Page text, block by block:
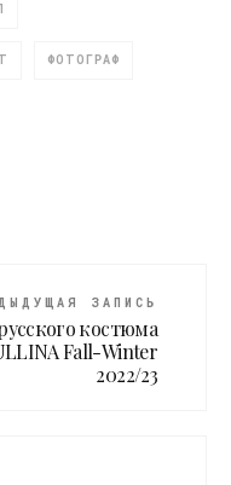
ФОТОГРАФ
ЗАПИСЬ
костюма
Fall-Winter
2022/23